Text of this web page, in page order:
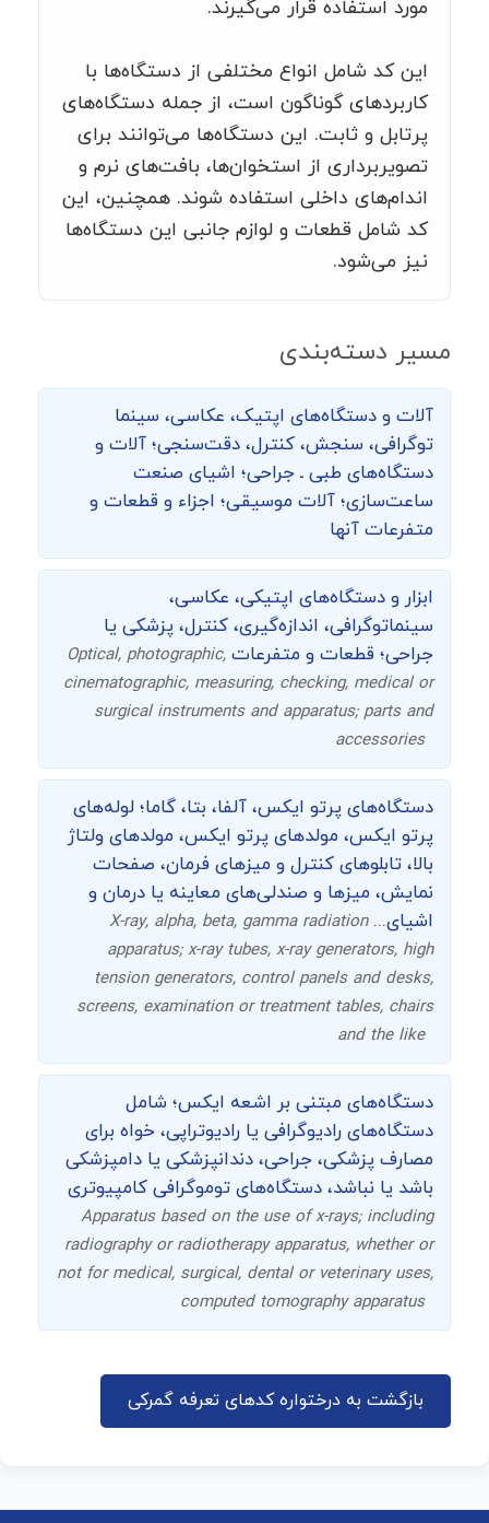
مورد استفاده قرار می‌گیرند.
این کد شامل انواع مختلفی از دستگاه‌ها با
کاربردهای گوناگون است، از جمله دستگاه‌های
پرتابل و ثابت. این دستگاه‌ها می‌توانند برای
تصویربرداری از استخوان‌ها، بافت‌های نرم و
اندام‌های داخلی استفاده شوند. همچنین، این
کد شامل قطعات و لوازم جانبی این دستگاه‌ها
نیز می‌شود.
مسیر دسته‌بندی
آلات و دستگاه‌های اپتیک، عکاسی، سینما
توگرافی،‌ سنجش، کنترل، دقت‌سنجی؛ آلات و
دستگاه‌های طبی ـ جراحی؛ اشیای صنعت
ساعت‌سازی؛ آلات موسیقی؛ اجزاء و قطعات و
متفرعات آنها
ابزار و دستگاه‌های اپتیکی، عکاسی،
سینماتوگرافی، اندازه‌گیری، کنترل، پزشکی یا
جراحی؛ قطعات و متفرعات Optical, photographic,
cinematographic, measuring, checking, medical or
surgical instruments and apparatus; parts and
accessories
دستگاه‌های پرتو ایکس، آلفا، بتا، گاما؛ لوله‌های
پرتو ایکس، مولدهای پرتو ایکس، مولدهای ولتاژ
بالا، تابلوهای کنترل و میزهای فرمان، صفحات
نمایش، میزها و صندلی‌های معاینه یا درمان و
اشیای...X-ray, alpha, beta, gamma radiation
apparatus; x-ray tubes, x-ray generators, high
tension generators, control panels and desks,
screens, examination or treatment tables, chairs
and the like
دستگاه‌های مبتنی بر اشعه ایکس؛ شامل
دستگاه‌های رادیوگرافی یا رادیوتراپی، خواه برای
مصارف پزشکی، جراحی، دندانپزشکی یا دامپزشکی
باشد یا نباشد، دستگاه‌های توموگرافی کامپیوتری
Apparatus based on the use of x-rays; including
radiography or radiotherapy apparatus, whether or
not for medical, surgical, dental or veterinary uses,
computed tomography apparatus
بازگشت به درختواره کدهای تعرفه گمرکی